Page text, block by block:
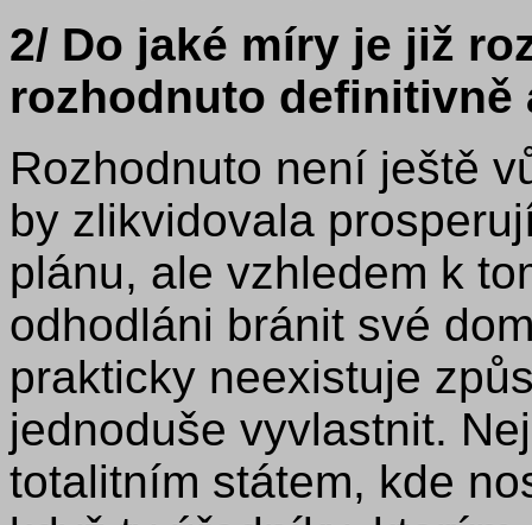
2/ Do jaké míry je již
rozhodnuto definitivně
Rozhodnuto není ještě
by zlikvidovala
plánu, ale vzhledem k
odhodláni bránit své
prakticky neexistuje
jednoduše vyvlastnit.
totalitním státem, kde